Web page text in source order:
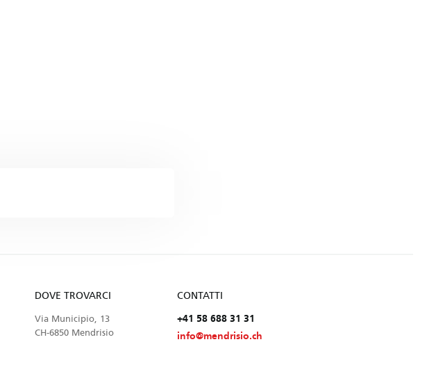
CONTATTI
+41 58 688 31 31
info@mendrisio.ch
DOVE TROVARCI
Via Municipio, 13
CH-6850 Mendrisio